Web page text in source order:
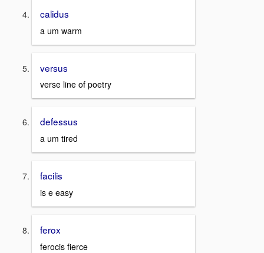
calidus
a um warm
versus
verse line of poetry
defessus
a um tired
facilis
is e easy
ferox
ferocis fierce